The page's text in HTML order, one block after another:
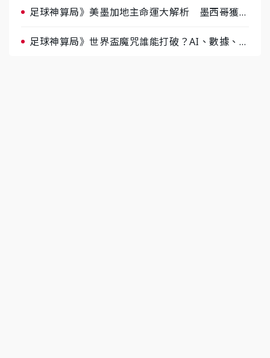
足球神算局》美墨加地主命運大解析 墨西哥獲數
足球神算局》世界盃魔咒誰能打破？AI、數據、塔